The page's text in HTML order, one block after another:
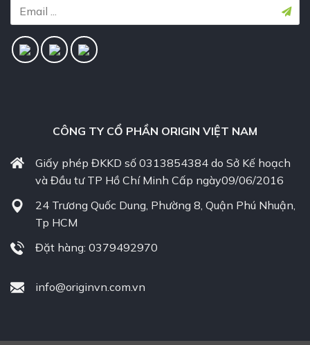
CÔNG TY CỔ PHẦN ORIGIN VIỆT NAM
Giấy phép ĐKKD số 0313854384 do Sở Kế hoạch
và Đầu tư TP Hồ Chí Minh Cấp ngày09/06/2016
24 Trương Quốc Dung, Phường 8, Quận Phú Nhuận,
Tp HCM
Đặt hàng: 0379492970
info@originvn.com.vn